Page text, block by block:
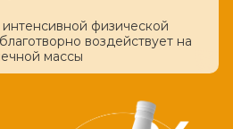
физической
воздействует на
массы